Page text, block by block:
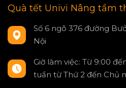
Quà tết Univi Nâng tầm
Số 6 ngõ 376 đường
Nội
Giờ làm việc: Từ 9:00
tuần từ Thứ 2 đến Chủ